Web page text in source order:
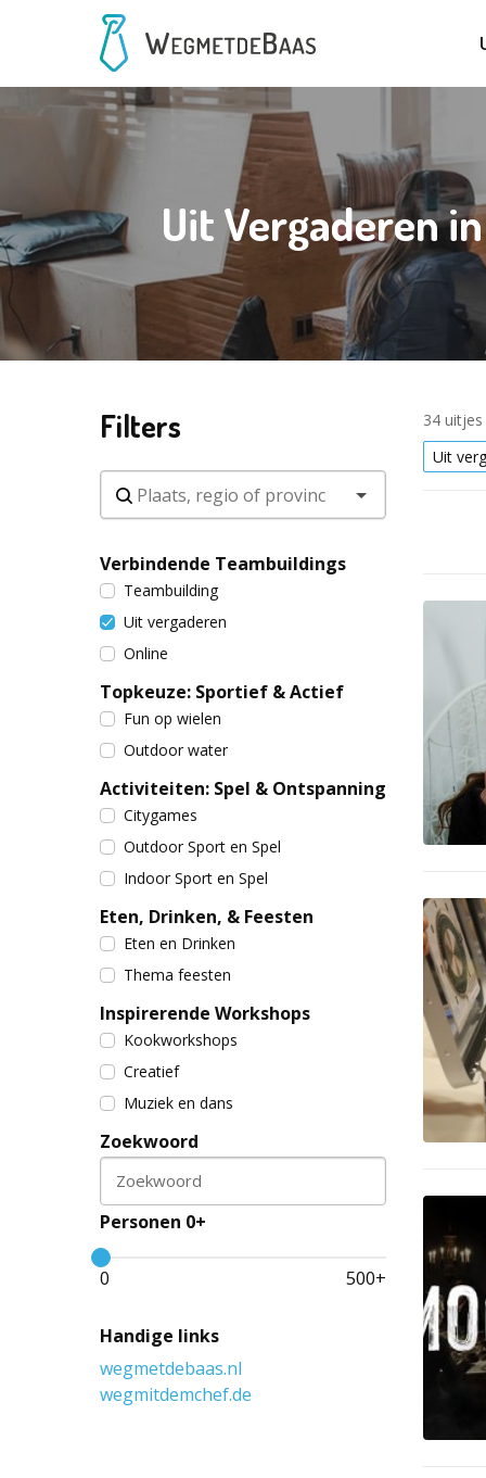
Uit Vergaderen
Filters
Verbindende Teambuildings
Teambuilding
Uit vergaderen
Online
Topkeuze: Sportief & Actief
Fun op wielen
Outdoor water
Activiteiten: Spel & Ontspanning
Citygames
Outdoor Sport en Spel
Indoor Sport en Spel
Eten, Drinken, & Feesten
Eten en Drinken
Thema feesten
Inspirerende Workshops
Kookworkshops
Creatief
Muziek en dans
Zoekwoord
Zoekwoord
Personen 0+
0 500+
Handige links
wegmetdebaas.nl
wegmitdemchef.de
34
Uit